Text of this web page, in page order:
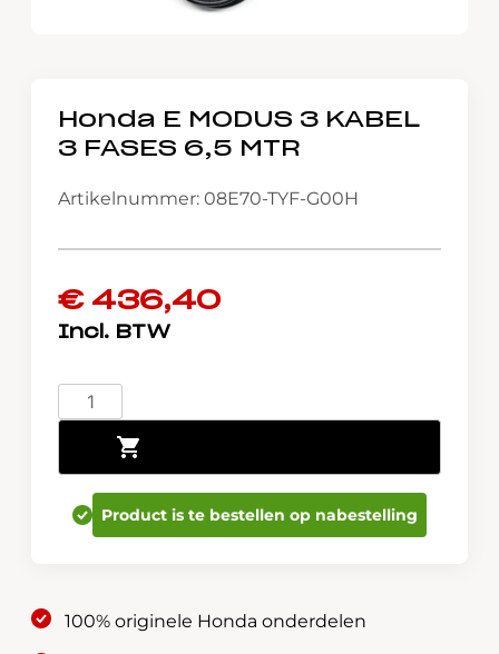
Honda E MODUS 3 KABEL
3 FASES 6,5 MTR
Artikelnummer: 08E70-TYF-G00H
€436,40
Honda
E
MODUS
3
KABEL
MTR
Toevoegen aan winkelwagen
Product is te bestellen op nabestelling
100% originele Honda onderdelen